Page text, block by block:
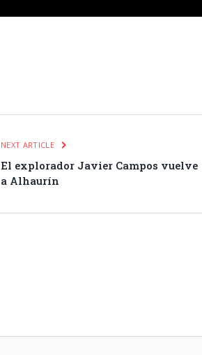
NEXT ARTICLE
El explorador Javier Campos vuelve
a Alhaurín